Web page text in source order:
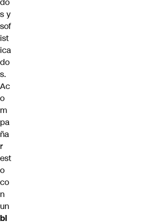
s y
sof
ist
ica
do
s.
Ac
o
m
pa
ña
r
est
o
co
n
un
bl